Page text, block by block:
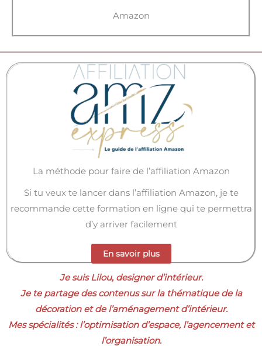
Amazon
La méthode pour faire de l’affiliation Amazon
Si tu veux te lancer dans l’affiliation Amazon, je te
recommande cette formation en ligne qui te permettra
d’y arriver facilement
En savoir plus
Je suis Lilou, designer d’intérieur.
Je te partage des contenus sur la thématique de la
décoration et de l’aménagement d’intérieur.
Mes spécialités : l’optimisation d’espace, l’agencement et
l’organisation.